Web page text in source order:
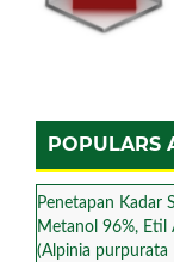
POPULARS
Penetapan Kadar
Metanol 96%, Etil
(Alpinia purpurata